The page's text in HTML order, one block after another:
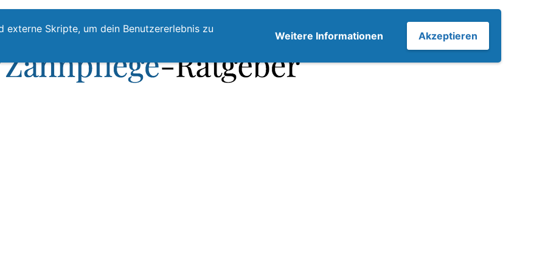
Skripte, um dein Benutzererlebnis zu
Weitere Informationen Akzeptieren